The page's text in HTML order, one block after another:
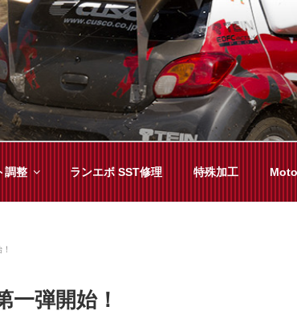
ューニングまで、車に関することならジャンル
調整 ランエボ SST修理 特殊加工
弾開始！